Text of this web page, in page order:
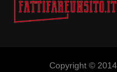
Copyright ©